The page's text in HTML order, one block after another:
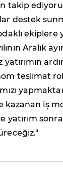
takip
destek
ekiplere
Aralık
teslimat
kazanan iş
yatırım